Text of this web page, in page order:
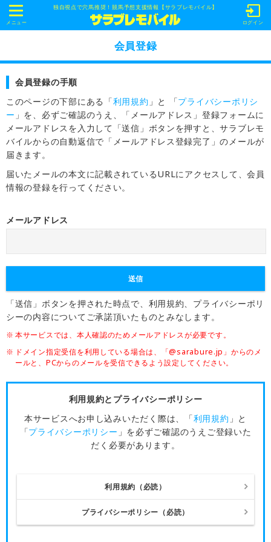
独自視点で穴馬推奨！競馬予想支援情報【サラブレモバイル】
t
o
g
e
a
v
g
a
i
o
n
メニュー ログイン
会員登録
会員登録の手順
このページの下部にある「利用規約 」と 「プライバシーポリシ
ー 」を、必ずご確認のうえ、「メールアドレス」登録フォームに
メールアドレスを入力して「送信」ボタンを押すと、サラブレモ
バイルからの自動返信で「メールアドレス登録完了」のメールが
届きます。
届いたメールの本文に記載されているURLにアクセスして、会員
情報の登録を行ってください。
メールアドレス
送信
「送信」ボタンを押された時点で、利用規約、プライバシーポリ
シーの内容についてご承諾頂いたものとみなします。
本サービスでは、本人確認のためメールアドレスが必要です。
ドメイン指定受信を利用している場合は、「@sarabure.jp」からのメ
ールと、PCからのメールを受信できるよう設定してください。
利用規約とプライバシーポリシー
本サービスへお申し込みいただく際は、「利用規約 」と
「プライバシーポリシー 」を必ずご確認のうえご登録いた
だく必要があります。
利用規約（必読）
プライバシーポリシー（必読）